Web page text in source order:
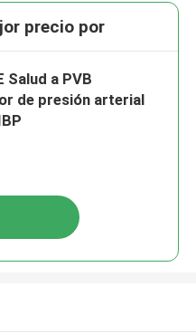
precio por
Salud a PVB
de presión arterial